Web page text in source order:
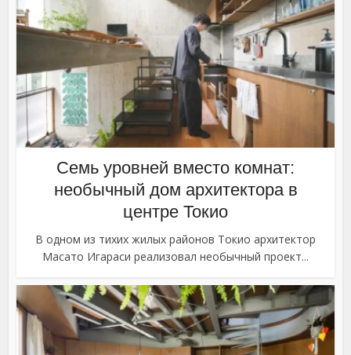
Семь уровней вместо комнат:
необычный дом архитектора в
центре Токио
В одном из тихих жилых районов Токио архитектор
Масато Игараси реализовал необычный проект...